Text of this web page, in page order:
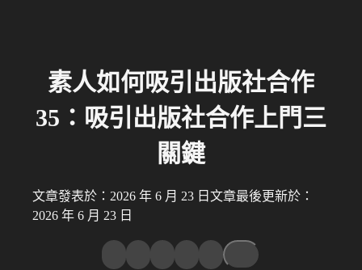
素人如何吸引出版社合作
35：吸引出版社合作上門三
關鍵
文章發表於：2026 年 6 月 23 日 文章最後更新於：
2026 年 6 月 23 日